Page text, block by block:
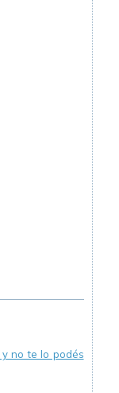
y no te lo podés